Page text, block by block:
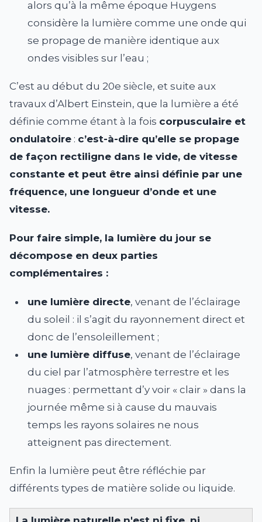
alors qu’à la même époque Huygens
considère la lumière comme une onde qui
se propage de manière identique aux
ondes visibles sur l’eau ;
C’est au début du 20e siècle, et suite aux
travaux d’Albert Einstein, que la lumière a été
définie comme étant à la fois corpusculaire et
ondulatoire : c’est-à-dire qu’elle se propage
de façon rectiligne dans le vide, de vitesse
constante et peut être ainsi définie par une
fréquence, une longueur d’onde et une
vitesse.
Pour faire simple, la lumière du jour se
décompose en deux parties
complémentaires :
une lumière directe, venant de l’éclairage
du soleil : il s’agit du rayonnement direct et
donc de l’ensoleillement ;
une lumière diffuse, venant de l’éclairage
du ciel par l’atmosphère terrestre et les
nuages : permettant d’y voir « clair » dans la
journée même si à cause du mauvais
temps les rayons solaires ne nous
atteignent pas directement.
Enfin la lumière peut être réfléchie par
différents types de matière solide ou liquide.